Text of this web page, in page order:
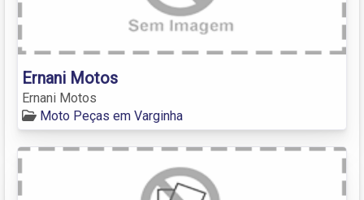
Ernani Motos
Ernani Motos
Moto Peças em Varginha